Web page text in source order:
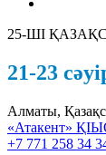
25-ШI
21-23
Алматы,
«Атакент»
+7 771 258 34